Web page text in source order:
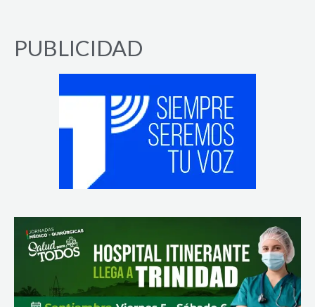
PUBLICIDAD